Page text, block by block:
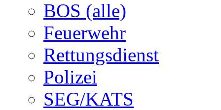
BOS (alle)
Feuerwehr
Rettungsdienst
Polizei
SEG/KATS